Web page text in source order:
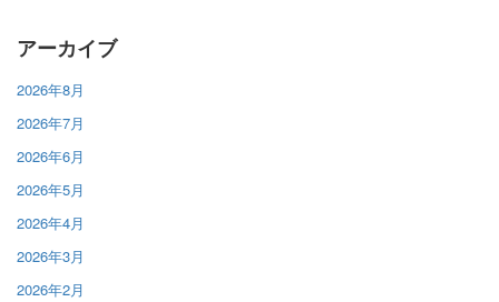
アーカイブ
2026年8月
2026年7月
2026年6月
2026年5月
2026年4月
2026年3月
2026年2月